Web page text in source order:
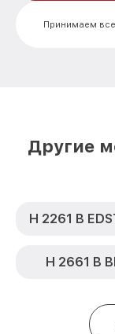
Замена шнура
EDST/CLST Miele
Принимаем
Другие
H 2261 B
H 2661 B